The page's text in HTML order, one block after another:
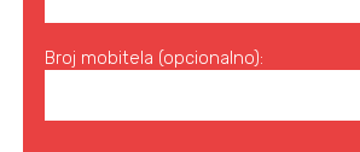
Broj mobitela (opcionalno):